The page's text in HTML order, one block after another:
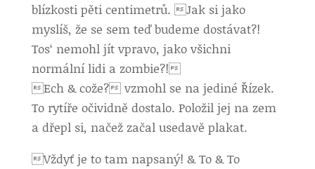
blízkosti pěti centimetrů. Jak si jako
myslíš, že se sem teď budeme dostávat?!
Tos‘ nemohl jít vpravo, jako všichni
normální lidi a zombie?!
Ech & cože? vzmohl se na jediné Řízek.
To rytíře očividně dostalo. Položil jej na zem
a dřepl si, načež začal usedavě plakat.
Vždyť je to tam napsaný! & To & To